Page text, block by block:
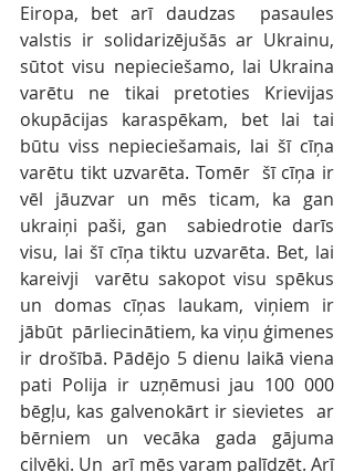
Eiropa, bet arī daudzas  pasaules
valstis ir solidarizējušās ar Ukrainu,
sūtot visu nepieciešamo, lai Ukraina
varētu ne tikai pretoties Krievijas
okupācijas karaspēkam, bet lai tai
būtu viss nepieciešamais, lai šī cīņa
varētu tikt uzvarēta. Tomēr  šī cīņa ir
vēl jāuzvar un mēs ticam, ka gan
ukraiņi paši, gan  sabiedrotie darīs
visu, lai šī cīņa tiktu uzvarēta. Bet, lai
kareivji  varētu sakopot visu spēkus
un domas cīņas laukam, viņiem ir
jābūt  pārliecinātiem, ka viņu ģimenes
ir drošībā. Pādējo 5 dienu laikā viena
pati Polija ir uzņēmusi jau 100 000
bēgļu, kas galvenokārt ir sievietes  ar
bērniem un vecāka gada gājuma
cilvēki. Un  arī mēs varam palīdzēt. Arī